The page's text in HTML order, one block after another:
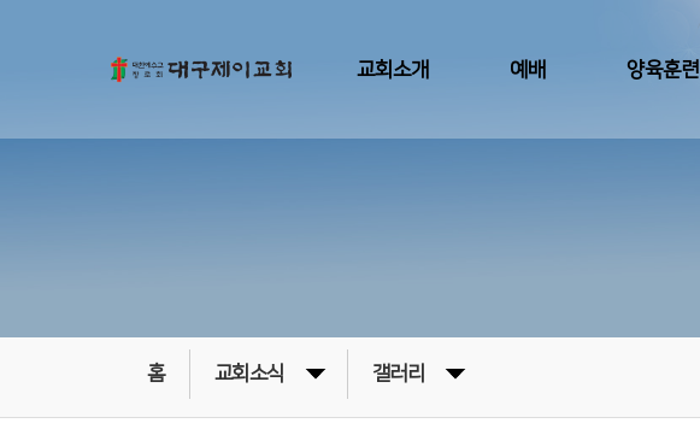
교회소개 예배 양육훈련
홈 교회소식 갤러리